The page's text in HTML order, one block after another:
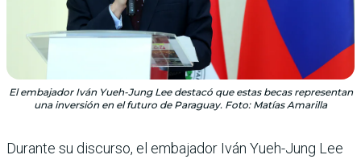
El embajador Iván Yueh-Jung Lee destacó que estas becas representan
una inversión en el futuro de Paraguay. Foto: Matías Amarilla
Durante su discurso, el embajador Iván Yueh-Jung Lee